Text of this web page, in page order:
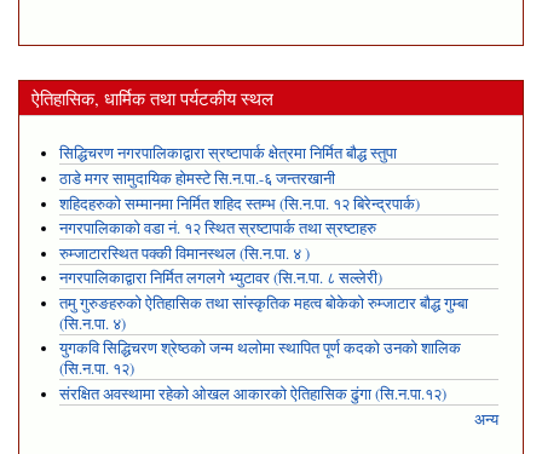
ऐतिहासिक, धार्मिक तथा पर्यटकीय स्थल
सिद्धिचरण नगरपालिकाद्वारा स्रष्टापार्क क्षेत्रमा निर्मित बौद्ध स्तुपा
ठाडे मगर सामुदायिक होमस्टे सि.न.पा.-६ जन्तरखानी
शहिदहरुको सम्मानमा निर्मित शहिद स्तम्भ (सि.न.पा. १२ बिरेन्द्रपार्क)
नगरपालिकाको वडा नं. १२ स्थित स्रष्टापार्क तथा स्रष्टाहरु
रुम्जाटारस्थित पक्की विमानस्थल (सि.न.पा. ४ )
नगरपालिकाद्वारा निर्मित लगलगे भ्युटावर (सि.न.पा. ८ सल्लेरी)
तमु गुरुङहरुको ऐतिहासिक तथा सांस्कृतिक महत्व बोकेको रुम्जाटार बौद्ध गुम्बा
(सि.न.पा. ४)
युगकवि सिद्धिचरण श्रेष्ठको जन्म थलोमा स्थापित पूर्ण कदको उनको शालिक
(सि.न.पा. १२)
संरक्षित अवस्थामा रहेको ओखल आकारको ऐतिहासिक ढुंगा (सि.न.पा.१२)
अन्य